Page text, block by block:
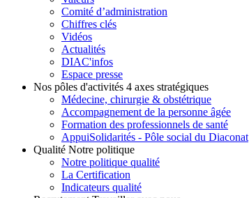
Comité d’administration
Chiffres clés
Vidéos
Actualités
DIAC'infos
Espace presse
Nos pôles d'activités 4 axes stratégiques
Médecine, chirurgie & obstétrique
Accompagnement de la personne âgée
Formation des professionnels de santé
AppuiSolidarités - Pôle social du Diaconat
Qualité Notre politique
Notre politique qualité
La Certification
Indicateurs qualité